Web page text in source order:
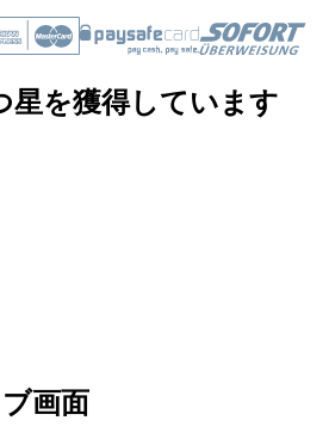
星を獲得しています
画面